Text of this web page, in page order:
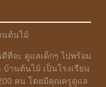
นต้นไม้
ที่จะ ดูแลเด็กๆ ไปพร้อม
านต้นไม้ เป็นโรงเรียน
คน โดยมีคุณครูดูแล